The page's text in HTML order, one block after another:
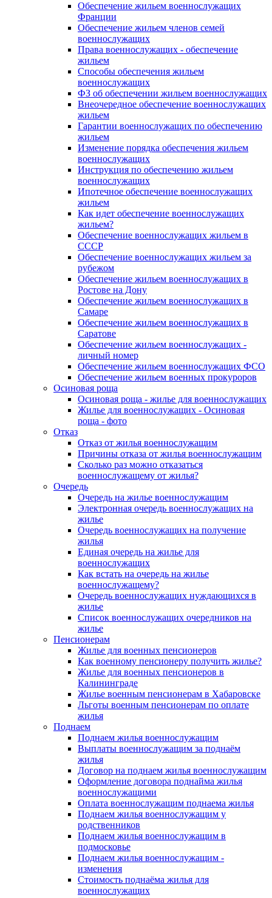
Обеспечение жильем военнослужащих
Франции
Обеспечение жильем членов семей
военнослужащих
Права военнослужащих - обеспечение
жильем
Способы обеспечения жильем
военнослужащих
ФЗ об обеспечении жильем военнослужащих
Внеочередное обеспечение военнослужащих
жильем
Гарантии военнослужащих по обеспечению
жильем
Изменение порядка обеспечения жильем
военнослужащих
Инструкция по обеспечению жильем
военнослужащих
Ипотечное обеспечение военнослужащих
жильем
Как идет обеспечение военнослужащих
жильем?
Обеспечение военнослужащих жильем в
СССР
Обеспечение военнослужащих жильем за
рубежом
Обеспечение жильем военнослужащих в
Ростове на Дону
Обеспечение жильем военнослужащих в
Самаре
Обеспечение жильем военнослужащих в
Саратове
Обеспечение жильем военнослужащих -
личный номер
Обеспечение жильем военнослужащих ФСО
Обеспечение жильем военных прокуроров
Осиновая роща
Осиновая роща - жилье для военнослужащих
Жилье для военнослужащих - Осиновая
роща - фото
Отказ
Отказ от жилья военнослужащим
Причины отказа от жилья военнослужащим
Сколько раз можно отказаться
военнослужащему от жилья?
Очередь
Очередь на жилье военнослужащим
Электронная очередь военнослужащих на
жилье
Очередь военнослужащих на получение
жилья
Единая очередь на жилье для
военнослужащих
Как встать на очередь на жилье
военнослужащему?
Очередь военнослужащих нуждающихся в
жилье
Список военнослужащих очередников на
жилье
Пенсионерам
Жилье для военных пенсионеров
Как военному пенсионеру получить жилье?
Жилье для военных пенсионеров в
Калининграде
Жилье военным пенсионерам в Хабаровске
Льготы военным пенсионерам по оплате
жилья
Поднаем
Поднаем жилья военнослужащим
Выплаты военнослужащим за поднаём
жилья
Договор на поднаем жилья военнослужащим
Оформление договора поднайма жилья
военнослужащими
Оплата военнослужащим поднаема жилья
Поднаем жилья военнослужащим у
родственников
Поднаем жилья военнослужащим в
подмосковье
Поднаем жилья военнослужащим -
изменения
Стоимость поднаёма жилья для
военнослужащих